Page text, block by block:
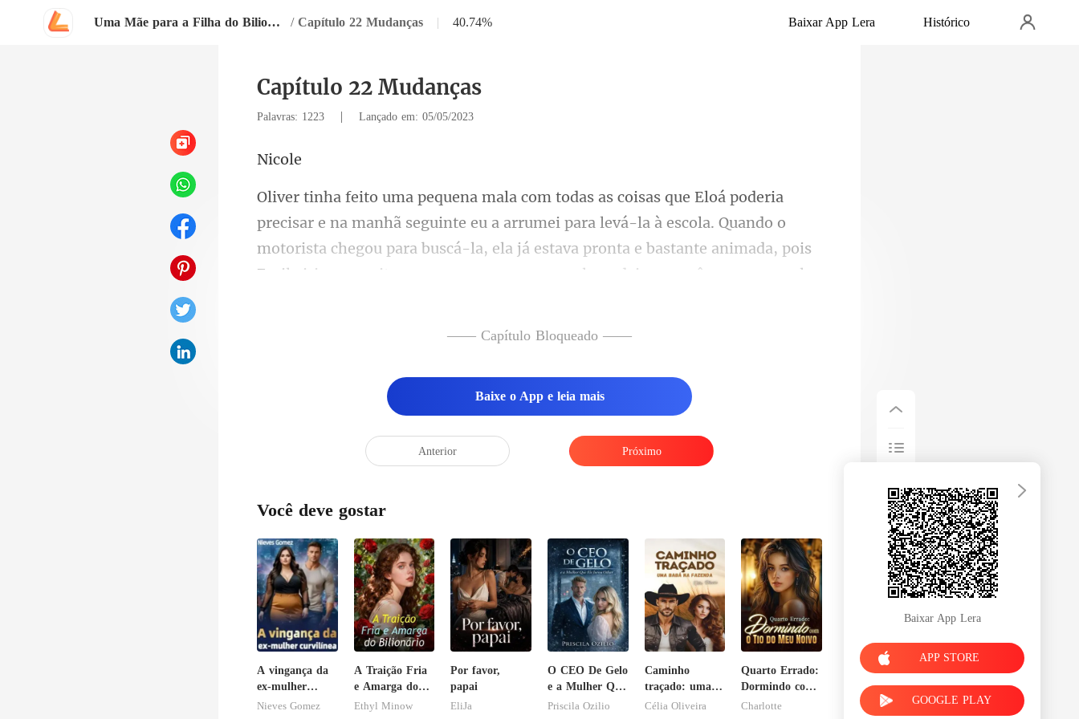
Uma Mãe para a Filha do Bilionário / Capítulo 22 Mudanças | 40.74% Baixar App Lera Histórico
Capítulo 22 Mudanças
Palavras: 1223 | Lançado em: 05/05/2023
co
u a arrumei para levá-la à escola. Quando o
motorista chegou para buscá-la, ela já estava pronta e bast
—— Capítulo Bloqueado ——
Baixe o App e leia mais
Anterior Próximo
Você deve gostar
A vingança da
ex-mulher
curvilínea
Nieves Gomez
A Traição Fria
e Amarga do
Bilionário
Ethyl Minow
Por favor,
papai
EliJa
O CEO De Gelo
e a Mulher Que
Ele Jurou
Priscila Ozilio
Caminho
traçado: uma
babá na
Célia Oliveira
Quarto Errado:
Dormindo com
o Tio do Meu
Charlotte
Baixar App Lera
APP STORE
GOOGLE PLAY